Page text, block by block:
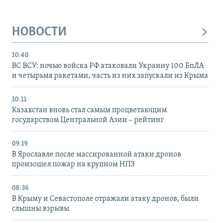
НОВОСТИ
10:40
ВС ВСУ: ночью войска РФ атаковали Украину 100 БпЛА
и четырьмя ракетами, часть из них запускали из Крыма
10:11
Казахстан вновь стал самым процветающим
государством Центральной Азии – рейтинг
09:19
В Ярославле после массированной атаки дронов
произошел пожар на крупном НПЗ
08:36
В Крыму и Севастополе отражали атаку дронов, были
слышны взрывы